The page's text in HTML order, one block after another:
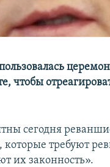
чтобы
сегодня
требуют
их законность».